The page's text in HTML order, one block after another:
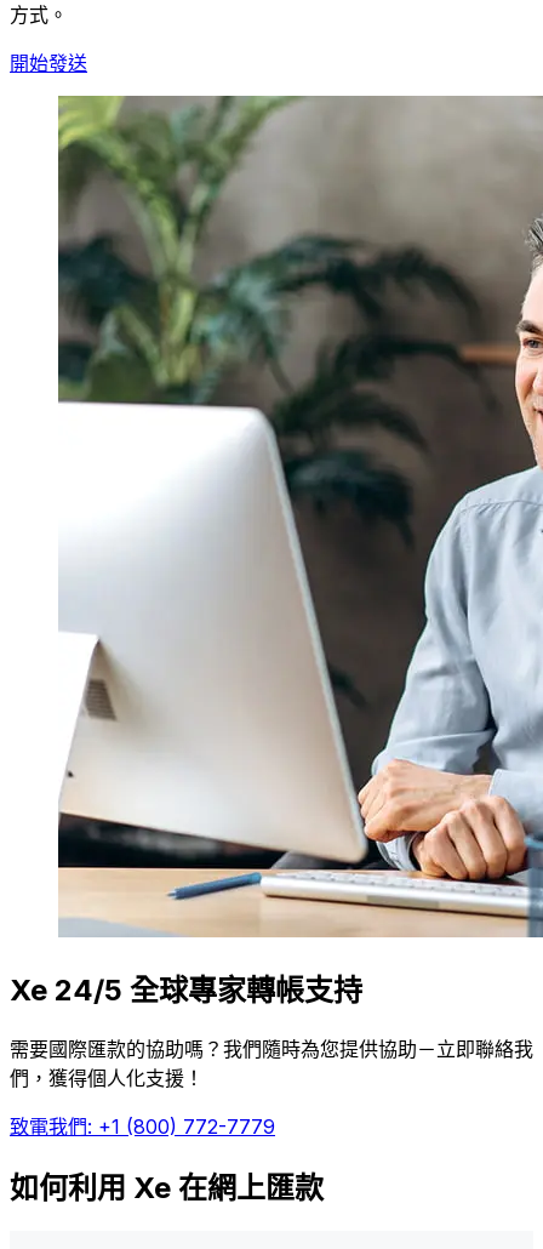
方式。
開始發送
Xe 24/5 全球專家轉帳支持
需要國際匯款的協助嗎？我們隨時為您提供協助－立即聯絡我
們，獲得個人化支援！
致電我們: +1 (800) 772-7779
如何利用 Xe 在網上匯款